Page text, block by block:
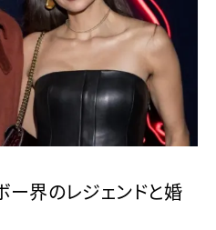
ー界のレジェンドと婚